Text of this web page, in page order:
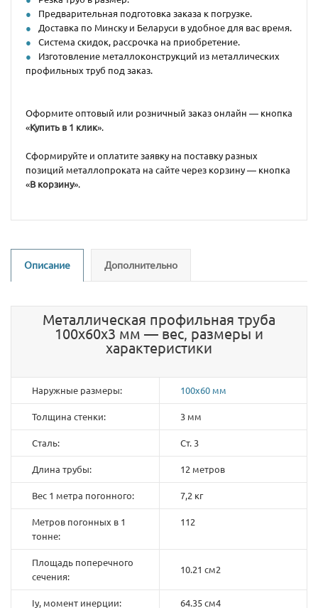
Предварительная подготовка заказа к погрузке.
Доставка по Минску и Беларуси в удобное для вас время.
Система скидок, рассрочка на приобретение.
Изготовление металлоконструкций из металлических
профильных труб под заказ.
Оформите оптовый или розничный заказ онлайн — кнопка
«Купить в 1 клик».
Сформируйте и оплатите заявку на поставку разных
позиций металлопроката на сайте через корзину — кнопка
«В корзину».
Описание Дополнительно
Металлическая профильная труба
100х60х3 мм — вес, размеры и
характеристики
Наружные размеры: 100х60 мм
Толщина стенки: 3 мм
Сталь: Ст. 3
Длина трубы: 12 метров
Вес 1 метра погонного: 7,2 кг
Метров погонных в 1
тонне:
112
Площадь поперечного
сечения:
10.21 см2
Iy, момент инерции: 64.35 см4